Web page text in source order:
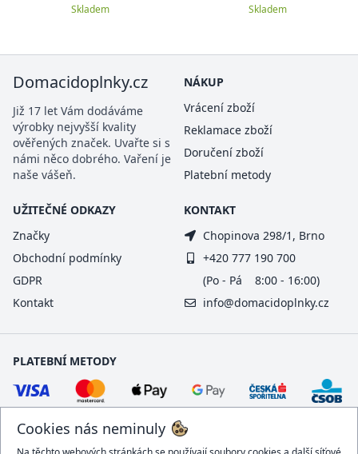
Skladem Skladem
Cookies nás neminuly
Domacidoplnky.cz
Již 17 let Vám dodáváme
výrobky nejvyšší kvality
ověřených značek. Uvařte si s
námi něco dobrého. Vaření je
naše vášeň.
NÁKUP
Vrácení zboží
Reklamace zboží
Doručení zboží
Platební metody
UŽITEČNÉ ODKAZY
Značky
Obchodní podmínky
GDPR
Kontakt
KONTAKT
Chopinova 298/1, Brno
+420 777 190 700
(Po - Pá 8:00 - 16:00)
info@domacidoplnky.cz
PLATEBNÍ METODY